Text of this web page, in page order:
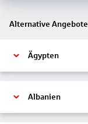
Alternative Angebote
Ägypten
Albanien